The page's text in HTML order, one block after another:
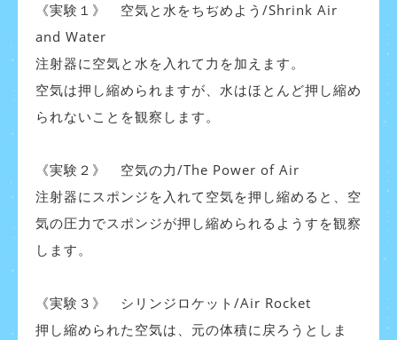
《実験１》 空気と水をちぢめよう/Shrink Air
and Water
注射器に空気と水を入れて力を加えます。
空気は押し縮められますが、水はほとんど押し縮め
られないことを観察します。
《実験２》 空気の力/The Power of Air
注射器にスポンジを入れて空気を押し縮めると、空
気の圧力でスポンジが押し縮められるようすを観察
します。
《実験３》 シリンジロケット/Air Rocket
押し縮められた空気は、元の体積に戻ろうとしま